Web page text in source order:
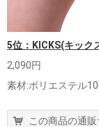
5位：KICKS(キック
2,090円
素材:ポリエステル
この商品の通